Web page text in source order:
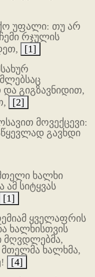
უფალი: თუ არ
რჯულის
[1]
და გიგზავნიდით,
[2]
მოვექცევი:
გავხდი
ხალხი
ამ სიტყვას
[1]
ყველაფრის
ხალხისთვის
მღვდლებმა,
მთელმა ხალხმა,
[4]